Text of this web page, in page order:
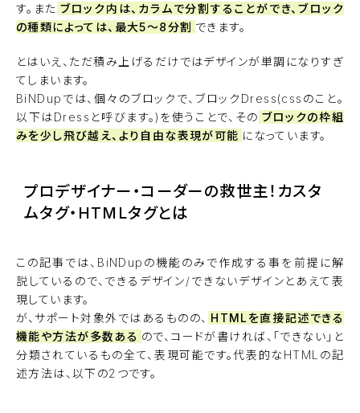
す。また ブロック内は、カラムで分割することができ、ブロック
の種類によっては、最大5〜8分割 できます。
とはいえ、ただ積み上げるだけではデザインが単調になりすぎ
てしまいます。
BiNDupでは、個々のブロックで、ブロックDress(cssのこと。
以下はDressと呼びます。)を使うことで、その ブロックの枠組
みを少し飛び越え、より自由な表現が可能 になっています。
プロデザイナー・コーダーの救世主！カスタ
ムタグ・HTMLタグとは
この記事では、BiNDupの機能のみで作成する事を前提に解
説しているので、できるデザイン/できないデザインとあえて表
現しています。
が、サポート対象外ではあるものの、 HTMLを直接記述できる
機能や方法が多数ある ので、コードが書ければ、「できない」と
分類されているもの全て、表現可能です。代表的なHTMLの記
述方法は、以下の2つです。